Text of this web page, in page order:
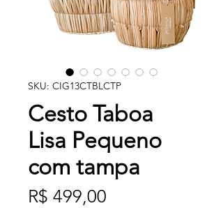
SKU: CIG13CTBLCTP
Cesto Taboa
Lisa Pequeno
com tampa
R$ 499,00